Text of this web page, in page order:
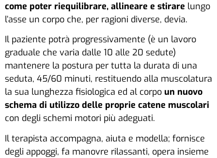
come poter riequilibrare, allineare e stirare lungo
l’asse un corpo che, per ragioni diverse, devia.
Il paziente potrà progressivamente (è un lavoro
graduale che varia dalle 10 alle 20 sedute)
mantenere la postura per tutta la durata di una
seduta, 45/60 minuti, restituendo alla muscolatura
la sua lunghezza fisiologica ed al corpo un nuovo
schema di utilizzo delle proprie catene muscolari
con degli schemi motori più adeguati.
Il terapista accompagna, aiuta e modella; fornisce
degli appoggi, fa manovre rilassanti, opera insieme